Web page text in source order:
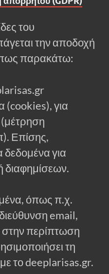
του
την αποδοχή
παρακάτω:
(cookies), για
(μέτρηση
Επίσης,
δεδομένα για
διαφημίσεων.
όπως π.χ.
email,
στην περίπτωση
τη
το deeplarisas.gr.